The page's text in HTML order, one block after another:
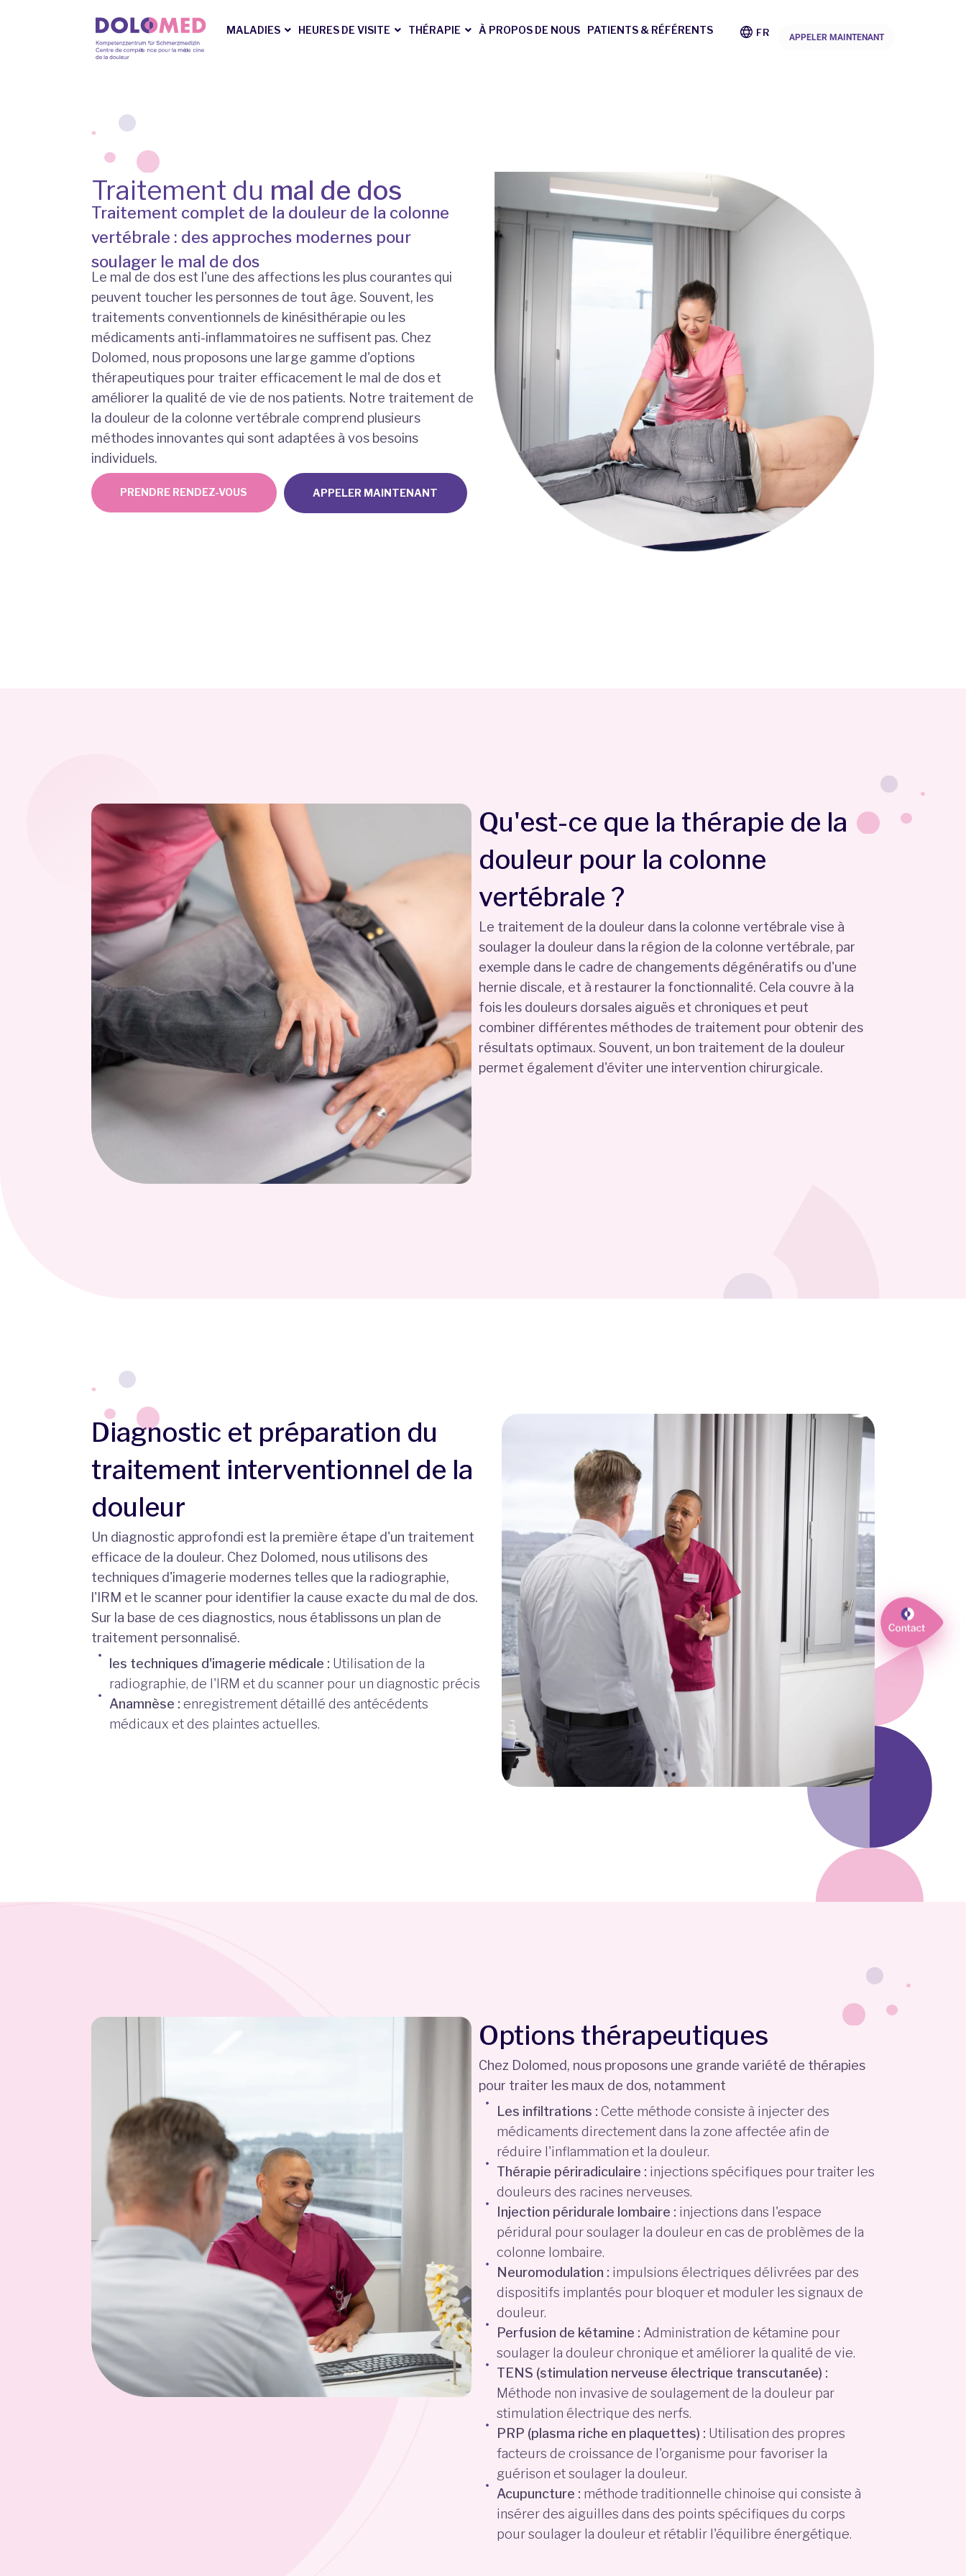
MALADIES HEURES DE VISITE THÉRAPIE À PROPOS DE NOUS PATIENTS & RÉFÉRENTS FR APPELER MAINTENANT
Traitement du mal de dos
Traitement complet de la douleur de la colonne
vertébrale : des approches modernes pour
soulager le mal de dos
Le mal de dos est l'une des affections les plus courantes qui
peuvent toucher les personnes de tout âge. Souvent, les
traitements conventionnels de kinésithérapie ou les
médicaments anti-inflammatoires ne suffisent pas. Chez
Dolomed, nous proposons une large gamme d'options
thérapeutiques pour traiter efficacement le mal de dos et
améliorer la qualité de vie de nos patients. Notre traitement de
la douleur de la colonne vertébrale comprend plusieurs
méthodes innovantes qui sont adaptées à vos besoins
individuels.
PRENDRE RENDEZ-VOUS APPELER MAINTENANT
Qu'est-ce que la thérapie de la
douleur pour la colonne
vertébrale ?
Le traitement de la douleur dans la colonne vertébrale vise à
soulager la douleur dans la région de la colonne vertébrale, par
exemple dans le cadre de changements dégénératifs ou d'une
hernie discale, et à restaurer la fonctionnalité. Cela couvre à la
fois les douleurs dorsales aiguës et chroniques et peut
combiner différentes méthodes de traitement pour obtenir des
résultats optimaux. Souvent, un bon traitement de la douleur
permet également d'éviter une intervention chirurgicale.
Diagnostic et préparation du
traitement interventionnel de la
douleur
Un diagnostic approfondi est la première étape d'un traitement
efficace de la douleur. Chez Dolomed, nous utilisons des
techniques d'imagerie modernes telles que la radiographie,
l'IRM et le scanner pour identifier la cause exacte du mal de dos.
Sur la base de ces diagnostics, nous établissons un plan de
traitement personnalisé.
les techniques d'imagerie médicale : Utilisation de la
radiographie, de l'IRM et du scanner pour un diagnostic précis
Anamnèse : enregistrement détaillé des antécédents
médicaux et des plaintes actuelles.
Options thérapeutiques
Chez Dolomed, nous proposons une grande variété de thérapies
pour traiter les maux de dos, notamment
Les infiltrations : Cette méthode consiste à injecter des
médicaments directement dans la zone affectée afin de
réduire l'inflammation et la douleur.
Thérapie périradiculaire : injections spécifiques pour traiter les
douleurs des racines nerveuses.
Injection péridurale lombaire : injections dans l'espace
péridural pour soulager la douleur en cas de problèmes de la
colonne lombaire.
Neuromodulation : impulsions électriques délivrées par des
dispositifs implantés pour bloquer et moduler les signaux de
douleur.
Perfusion de kétamine : Administration de kétamine pour
soulager la douleur chronique et améliorer la qualité de vie.
TENS (stimulation nerveuse électrique transcutanée) :
Méthode non invasive de soulagement de la douleur par
stimulation électrique des nerfs.
PRP (plasma riche en plaquettes) : Utilisation des propres
facteurs de croissance de l'organisme pour favoriser la
guérison et soulager la douleur.
Acupuncture : méthode traditionnelle chinoise qui consiste à
insérer des aiguilles dans des points spécifiques du corps
pour soulager la douleur et rétablir l'équilibre énergétique.